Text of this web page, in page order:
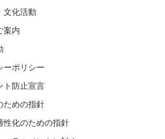
文化活動
案内
ーポリシー
ト防止宣言
ための指針
性化のための指針